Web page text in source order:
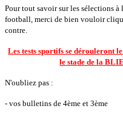
Pour tout savoir sur les sélections
football, merci de bien vouloir
contre.
Les tests sportifs se dérouleront
le stade de la
N'oubliez pas :
- vos bulletins de 4ème et 3ème